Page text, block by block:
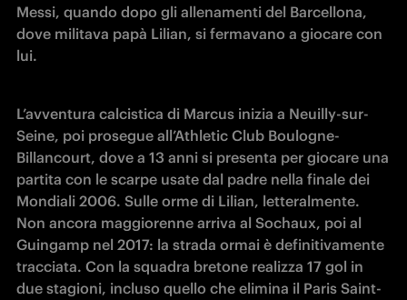
Messi, quando dopo gli allenamenti del Barcellona,
dove militava papà Lilian, si fermavano a giocare con
lui.
L’avventura calcistica di Marcus inizia a Neuilly-sur-
Seine, poi prosegue all’Athletic Club Boulogne-
Billancourt, dove a 13 anni si presenta per giocare una
partita con le scarpe usate dal padre nella finale dei
Mondiali 2006. Sulle orme di Lilian, letteralmente.
Non ancora maggiorenne arriva al Sochaux, poi al
Guingamp nel 2017: la strada ormai è definitivamente
tracciata. Con la squadra bretone realizza 17 gol in
due stagioni, incluso quello che elimina il Paris Saint-